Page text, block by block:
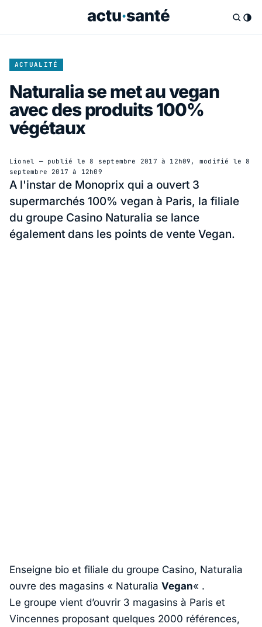
ACTUALITÉ
Naturalia se met au vegan
avec des produits 100%
végétaux
Lionel — publié le 8 septembre 2017 à 12h09 , modifié le 8
septembre 2017 à 12h09
A l'instar de Monoprix qui a ouvert 3
supermarchés 100% vegan à Paris, la filiale
du groupe Casino Naturalia se lance
également dans les points de vente Vegan.
Enseigne bio et filiale du groupe Casino, Naturalia
ouvre des magasins « Naturalia Vegan« .
Le groupe vient d’ouvrir 3 magasins à Paris et
Vincennes proposant quelques 2000 références,